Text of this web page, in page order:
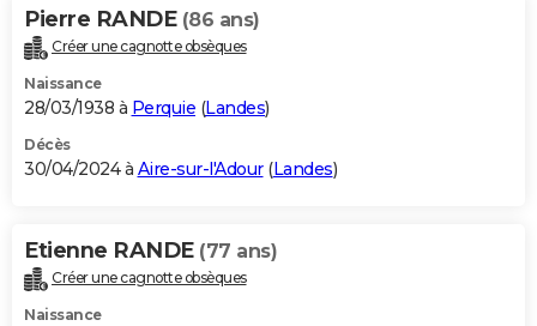
Pierre RANDE (86 ans)
Créer une cagnotte obsèques
Naissance
28/03/1938 à Perquie (Landes)
Décès
30/04/2024 à Aire-sur-l'Adour(Landes)
Etienne RANDE (77 ans)
Créer une cagnotte obsèques
Naissance